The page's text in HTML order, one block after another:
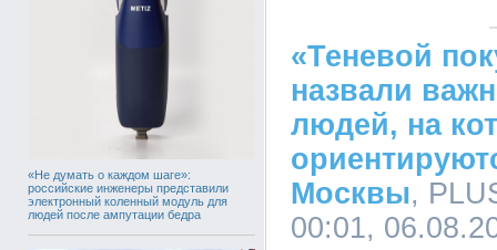
«Не думать о каждом шаге»:
российские инженеры представили
электронный коленный модуль для
людей после ампутации бедра
«Теневой
назвали
людей, на
Москвы,
00:01,